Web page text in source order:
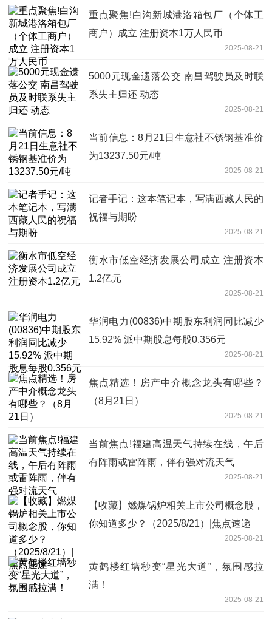
重点聚焦!白沟新城港洛箱包厂（个体工
商户）成立 注册资本1万人民币
2025-08-21
5000元现金遗落公交 南昌驾驶员及时联
系失主归还 动态
2025-08-21
当前信息：8月21日生意社不锈钢基准价
为13237.50元/吨
2025-08-21
记者手记：这本笔记本，写满西藏人民的
祝福与期盼
2025-08-21
衡水市低空经济发展公司成立 注册资本
1.2亿元
2025-08-21
华润电力(00836)中期股东利润同比减少
15.92% 派中期股息每股0.356元
2025-08-21
焦点精选！房产中介概念龙头有哪些？
（8月21日）
2025-08-21
当前焦点!福建高温天气持续在线，午后
有阵雨或雷阵雨，伴有强对流天气
2025-08-21
【收藏】燃煤锅炉相关上市公司概念股，
你知道多少？（2025/8/21）|焦点速递
2025-08-21
黄鹤楼红墙秒变“星光大道”，氛围感拉
满！
2025-08-21